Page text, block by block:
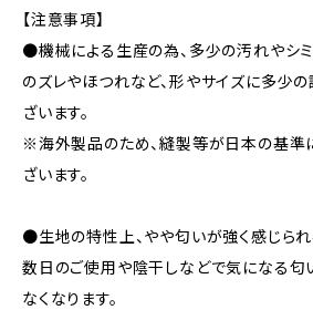
【注意事項】
●機械による生産の為、多少の汚れやシ
のズレやほつれなど、形やサイズに多少
ざいます。
※海外製品のため、縫製等が日本の基準
ざいます。
●生地の特性上、やや匂いが強く感じられ
数日のご使用や陰干しなどで気になる匂
なくなります。